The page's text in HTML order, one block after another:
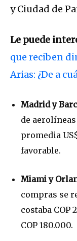
y Ciudad de
Le puede
que reciben
Arias: ¿De a
Madrid y
de
promedia
favorable.
Miami y
compras se
costaba COP
COP 180.000.